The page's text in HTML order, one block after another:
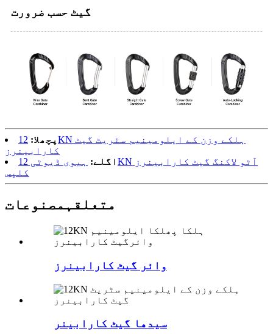
گیٹ حسب ضرورت
پچھلا: 12KN ہلکے وزن کے ایلومینیم سٹریٹ گیٹ
کارابینرز
اگلے:
ہیوی ڈیوٹی 12KN آٹو لاکنگ گیٹ کارابینرز
کلپس
متعلقہمصنوعات
وائر گیٹ کارابینرز
سیدھا گیٹ کارابینر